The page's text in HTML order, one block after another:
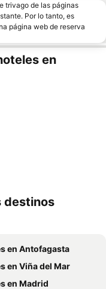
trivago de las páginas
Por lo tanto, es
página web de reserva
en
destinos
en Antofagasta
en Viña del Mar
en Madrid